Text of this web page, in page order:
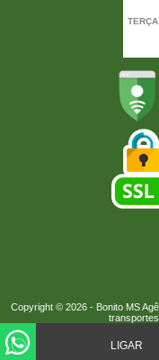
Copyright © 2026 - Bonito MS
LIGAR